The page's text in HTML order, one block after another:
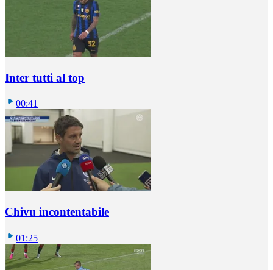
Inter tutti al top
00:41
Chivu incontentabile
01:25